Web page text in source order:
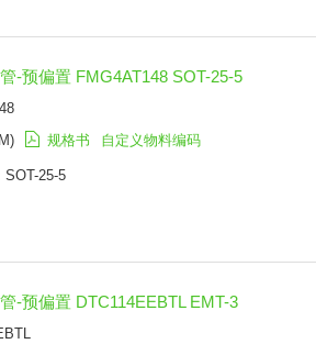
-预偏置 FMG4AT148 SOT-25-5
规格书 自定义物料编码
SOT-25-5
-预偏置 DTC114EEBTL EMT-3